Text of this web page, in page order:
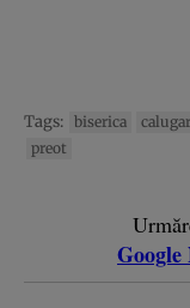
Tags: biserica calugar
preot
Google